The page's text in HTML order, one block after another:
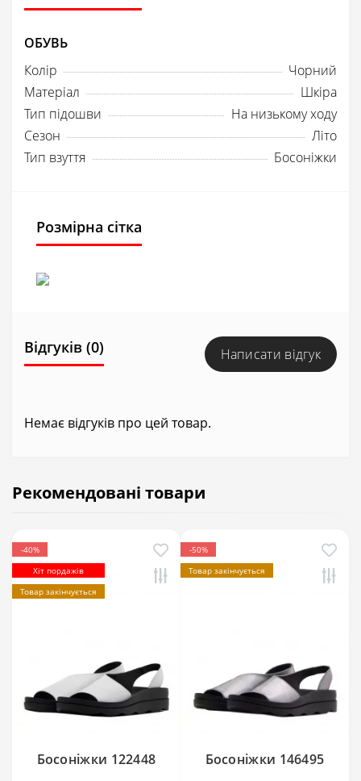
ОБУВЬ
Колір
Чорний
Матеріал
Шкіра
Тип підошви
На низькому ходу
Сезон
Літо
Тип взуття
Босоніжки
Розмірна сітка
Відгуків (0) Написати відгук
Немає відгуків про цей товар.
Рекомендовані товари
-40%
Хіт пордажів
Товар закінчується
Босоніжки 122448
-50%
Товар закінчується
Босоніжки 146495